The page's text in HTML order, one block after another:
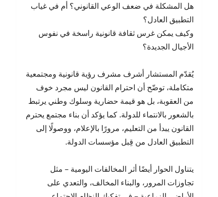
هل المشكلة في ضعف الوعي القانوني؟ أم في غياب
التطبيق العادل؟
وكيف يمكن غرس ثقافة قانونية راسخة في نفوس
الأجيال الجديدة؟
يُقدّم المستشار أشرف مشرف رؤية قانونية ومجتمعية
متكاملة، توضّح أن احترام القانون ليس مجرد خوف
من العقوبة، بل هو قيمة حضارية وسلوك وطني يرتبط
بالشعور بالانتماء للدولة. كما يؤكد أن بناء مجتمع يحترم
القانون يبدأ من التعليم، مرورًا بالإعلام، ووصولًا إلى
التطبيق العادل من قِبل مؤسسات الدولة.
يتناول الحوار أيضًا أثر المخالفات اليومية – مثل
تجاوزات المرور، والبناء المخالف، والتعدي على